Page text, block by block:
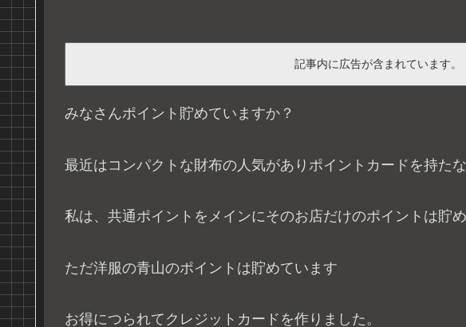
記事内に広告が含まれています。
みなさんポイント貯めていますか？
最近はコンパクトな財布の人気がありポイントカードを持た
私は、共通ポイントをメインにそのお店だけのポイントは貯
ただ洋服の青山のポイントは貯めています
お得につられてクレジットカードを作りました。